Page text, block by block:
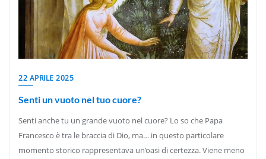
22 APRILE 2025
Senti un vuoto nel tuo cuore?
Senti anche tu un grande vuoto nel cuore? Lo so che Papa
Francesco è tra le braccia di Dio, ma… in questo particolare
momento storico rappresentava un’oasi di certezza. Viene meno